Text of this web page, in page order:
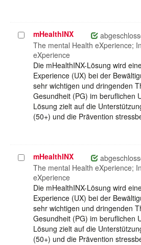
Projekt
auswählen
mHealthINX
The mental Health eXperience;
eXperience
Die mHealthINX-Lösung wird
Experience (UX) bei der
sehr wichtigen und dringenden
Gesundheit (PG) im beruflichen
Lösung zielt auf die
(50+) und die Prävention
Projekt
auswählen
mHealthINX
The mental Health eXperience;
eXperience
Die mHealthINX-Lösung wird
Experience (UX) bei der
sehr wichtigen und dringenden
Gesundheit (PG) im beruflichen
Lösung zielt auf die
(50+) und die Prävention